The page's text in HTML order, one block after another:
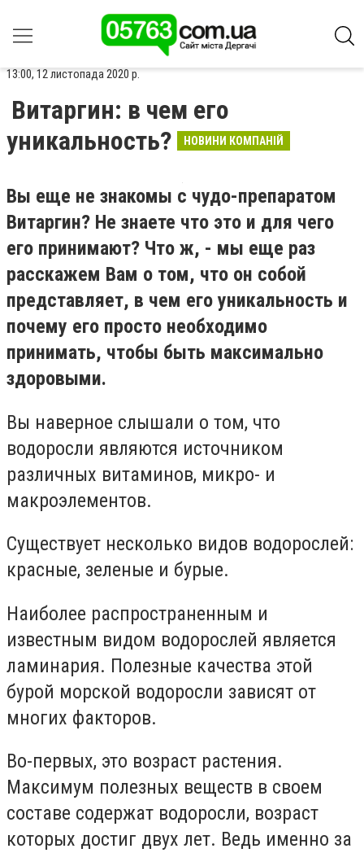
13:00, 12 листопада 2020 р.
Витаргин: в чем его
уникальность?
НОВИНИ КОМПАНІЙ
Вы еще не знакомы с чудо-препаратом
Витаргин? Не знаете что это и для чего
его принимают? Что ж, - мы еще раз
расскажем Вам о том, что он собой
представляет, в чем его уникальность и
почему его просто необходимо
принимать, чтобы быть максимально
здоровыми.
Вы наверное слышали о том, что
водоросли являются источником
различных витаминов, микро- и
макроэлементов.
Существует несколько видов водорослей:
красные, зеленые и бурые.
Наиболее распространенным и
известным видом водорослей является
ламинария. Полезные качества этой
бурой морской водоросли зависят от
многих факторов.
Во-первых, это возраст растения.
Максимум полезных веществ в своем
составе содержат водоросли, возраст
которых достиг двух лет. Ведь именно за